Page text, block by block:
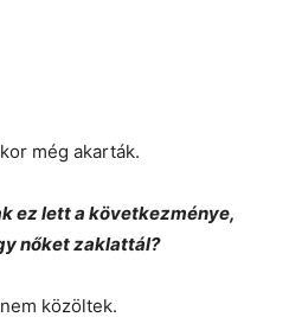
még akarták.
ez lett a következménye,
nőket zaklattál?
közöltek.